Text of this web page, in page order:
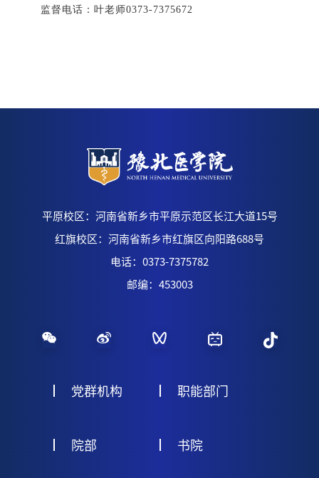
监督电话：叶老师0373-7375672
平原校区：河南省新乡市平原示范区长江大道15号
红旗校区：河南省新乡市红旗区向阳路688号
电话：0373-7375782
邮编：453003
党群机构 职能部门
院部 书院